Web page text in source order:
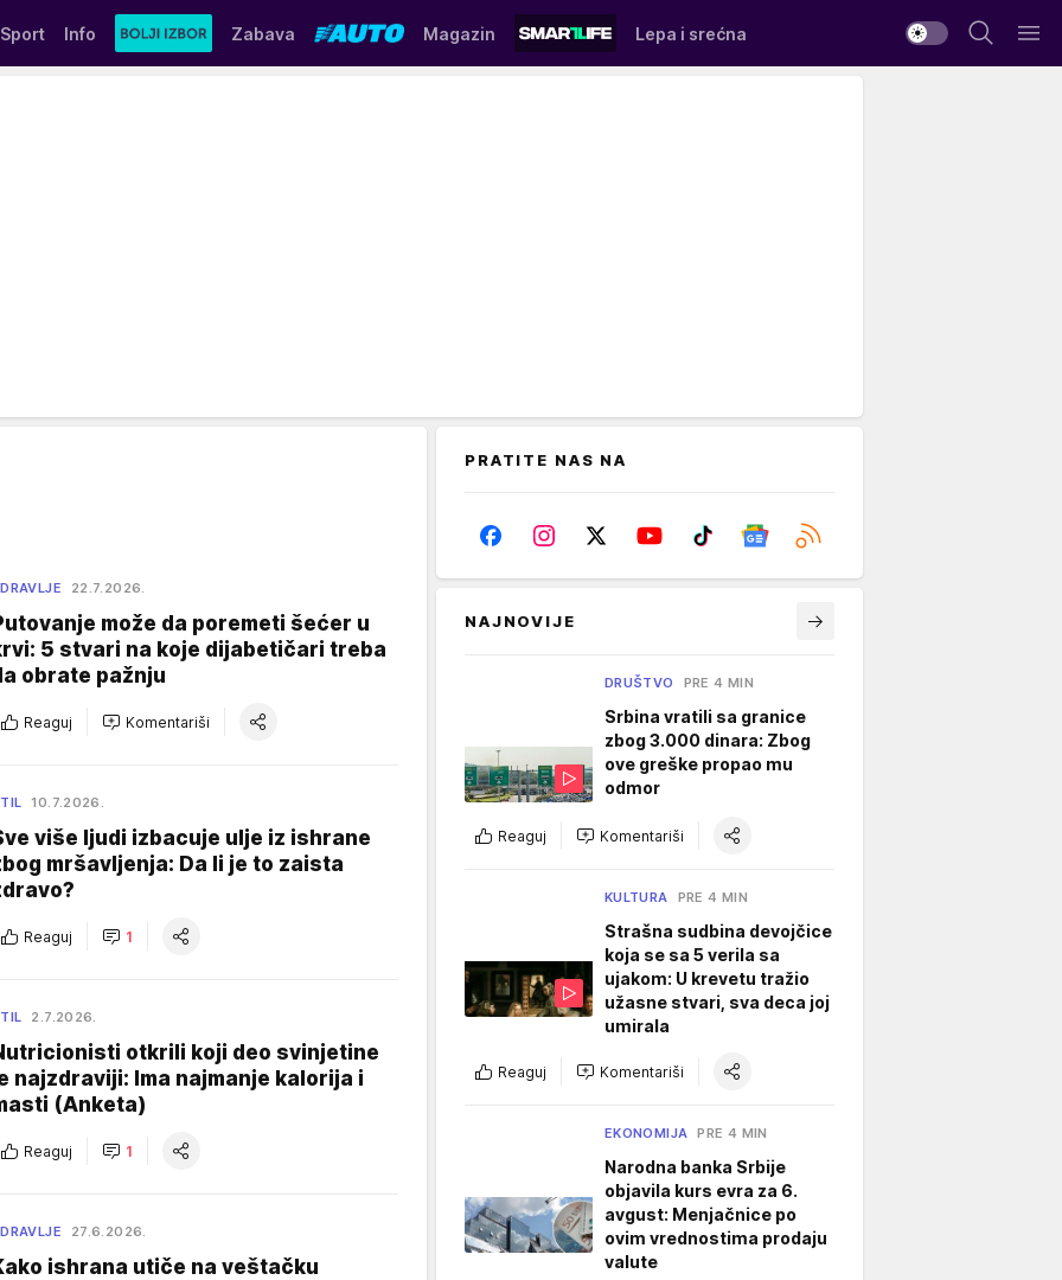
Sport Info Zabava Magazin Lepa i srećna
22.7.2026.
može da poremeti šećer u
5 stvari na koje dijabetičari treba
obrate pažnju
Reaguj Komentariši
10.7.2026.
više ljudi izbacuje ulje iz ishrane
mršavljenja: Da li je to zaista
Reaguj 1
2.7.2026.
otkrili koji deo svinjetine
najzdraviji: Ima najmanje kalorija i
(Anketa)
Reaguj 1
27.6.2026.
ishrana utiče na veštačku
PRATITE NAS NA
NAJNOVIJE
DRUŠTVO PRE 4 MIN
Srbina vratili sa granice
zbog 3.000 dinara: Zbog
ove greške propao mu
odmor
Reaguj Komentariši
KULTURA PRE 4 MIN
Strašna sudbina devojčice
koja se sa 5 verila sa
ujakom: U krevetu tražio
užasne stvari, sva deca joj
umirala
Reaguj Komentariši
EKONOMIJA PRE 4 MIN
Narodna banka Srbije
objavila kurs evra za 6.
avgust: Menjačnice po
ovim vrednostima prodaju
valute